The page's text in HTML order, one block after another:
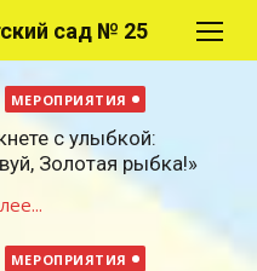
сад № 25
МЕРОПРИЯТИЯ
с улыбкой:
Золотая рыбка!»
МЕРОПРИЯТИЯ